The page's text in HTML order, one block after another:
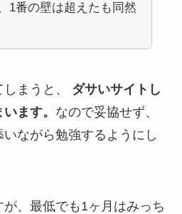
1番の壁は超えたも同然
まうと、 ダサいサイトし
ます。 なので妥協せず、
ながら勉強するようにし
、最低でも1ヶ月はみっち